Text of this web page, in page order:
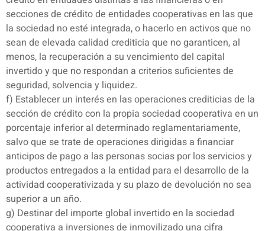
secciones de crédito de entidades cooperativas en las que
la sociedad no esté integrada, o hacerlo en activos que no
sean de elevada calidad crediticia que no garanticen, al
menos, la recuperación a su vencimiento del capital
invertido y que no respondan a criterios suficientes de
seguridad, solvencia y liquidez.
f) Establecer un interés en las operaciones crediticias de la
sección de crédito con la propia sociedad cooperativa en un
porcentaje inferior al determinado reglamentariamente,
salvo que se trate de operaciones dirigidas a financiar
anticipos de pago a las personas socias por los servicios y
productos entregados a la entidad para el desarrollo de la
actividad cooperativizada y su plazo de devolución no sea
superior a un año.
g) Destinar del importe global invertido en la sociedad
cooperativa a inversiones de inmovilizado una cifra